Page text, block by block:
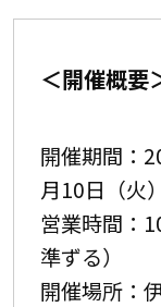
＜開催概要
開催期間：
月10日（火）
営業時間：
準ずる）
開催場所：